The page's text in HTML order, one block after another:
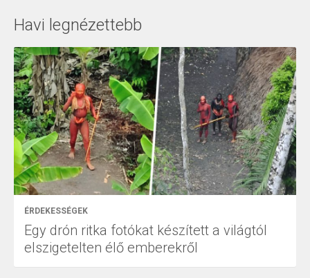
Havi legnézettebb
ÉRDEKESSÉGEK
Egy drón ritka fotókat készített a világtól
elszigetelten élő emberekről